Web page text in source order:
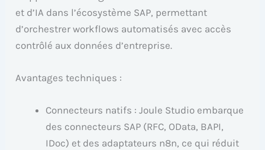
et d’IA dans l’écosystème SAP, permettant
d’orchestrer workflows automatisés avec accès
contrôlé aux données d’entreprise.
Avantages techniques :
Connecteurs natifs : Joule Studio embarque
des connecteurs SAP (RFC, OData, BAPI,
IDoc) et des adaptateurs n8n, ce qui réduit